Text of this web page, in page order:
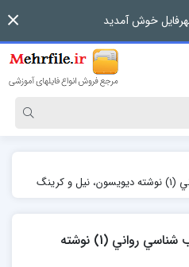
خوش آمدید
فایل پاورپوینت آسيب شناسي رواني (1) نوشته‌